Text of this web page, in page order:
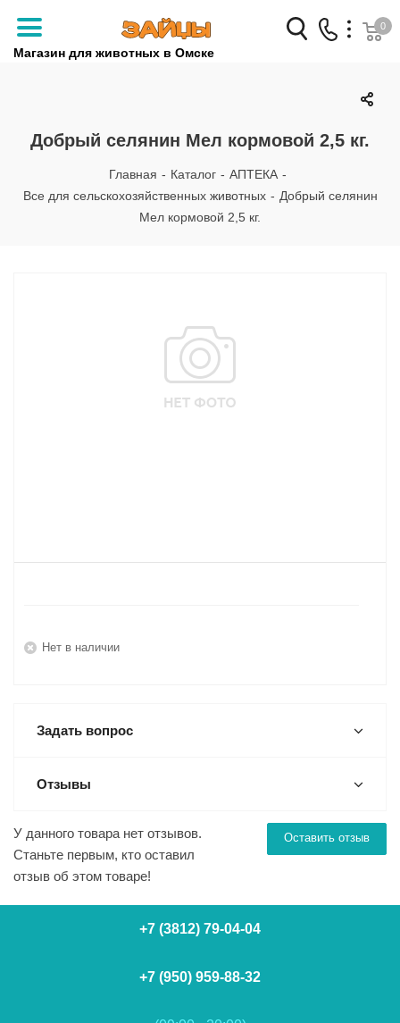
Магазин для животных в Омске
Заказать звонок
+7 (3812) 79-04-04
+7 (950) 959-88-32
0
Добрый селянин Мел кормовой 2,5 кг.
Главная - Каталог - АПТЕКА -
Все для сельскохозяйственных животных - Добрый селянин
Мел кормовой 2,5 кг.
Нет в наличии
Задать вопрос
Отзывы
Оставить отзыв
У данного товара нет отзывов.
Станьте первым, кто оставил
отзыв об этом товаре!
+7 (3812) 79-04-04
+7 (950) 959-88-32